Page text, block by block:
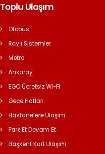
Toplu Ulaşım
Otobüs
Raylı Sistemler
Metro
Ankaray
EGO Ücretsiz Wi-Fi
Gece Hatları
Hastanelere Ulaşım
Park Et Devam Et
Başkent Kart Ulaşım